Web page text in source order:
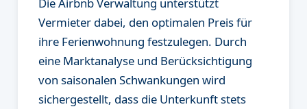
Vermieter dabei, den optimalen Preis für
ihre Ferienwohnung festzulegen. Durch
eine Marktanalyse und Berücksichtigung
von saisonalen Schwankungen wird
sichergestellt, dass die Unterkunft stets